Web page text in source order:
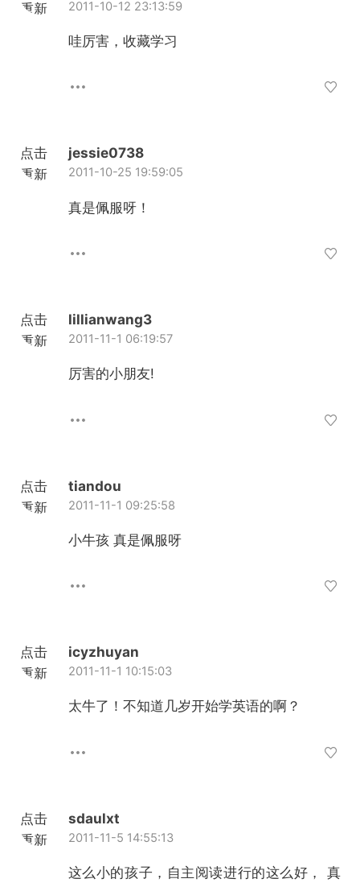
重新
2011-10-12 23:13:59
哇厉害，收藏学习
点击
重新
jessie0738
2011-10-25 19:59:05
真是佩服呀！
点击
重新
lillianwang3
2011-11-1 06:19:57
厉害的小朋友!
点击
重新
tiandou
2011-11-1 09:25:58
小牛孩 真是佩服呀
点击
重新
icyzhuyan
2011-11-1 10:15:03
太牛了！不知道几岁开始学英语的啊？
点击
重新
sdaulxt
2011-11-5 14:55:13
这么小的孩子，自主阅读进行的这么好， 真